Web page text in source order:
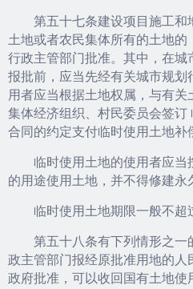
第五十七条建设项目施工和
土地或者农民集体所有的土地
行政主管部门批准。其中，在
报批前，应当先经有关城市规
用者应当根据土地权属，与有
集体经济组织、村民委员会签订
合同的约定支付临时使用土地补
临时使用土地的使用者应当
的用途使用土地，并不得修建永
临时使用土地期限一般不超
第五十八条有下列情形之一
政主管部门报经原批准用地的
政府批准，可以收回国有土地使